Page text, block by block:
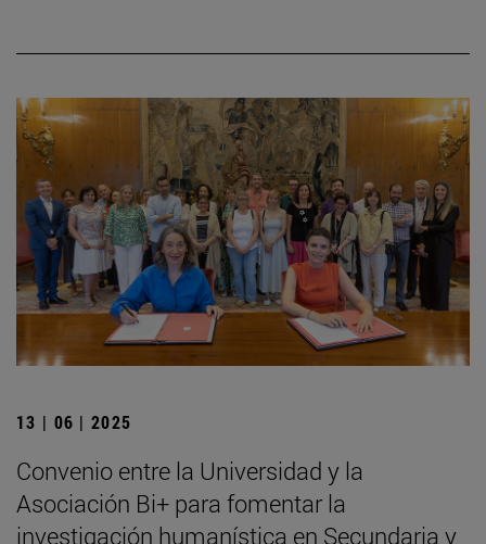
13 | 06 | 2025
Convenio entre la Universidad y la
Asociación Bi+ para fomentar la
investigación humanística en Secundaria y